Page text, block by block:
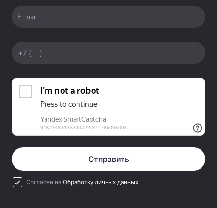
E-mail
Отправить
Согласен на Обработку личных данных